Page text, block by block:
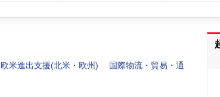
欧米進出支援(北米・欧州)
国際物流・貿易・通